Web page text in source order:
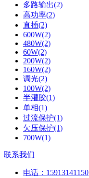
多路输出(2)
高功率(2)
直插(2)
600W(2)
480W(2)
60W(2)
200W(2)
160W(2)
调光(2)
100W(2)
半灌胶(1)
单相(1)
过流保护(1)
欠压保护(1)
700W(1)
联系我们
电话： 15913141150